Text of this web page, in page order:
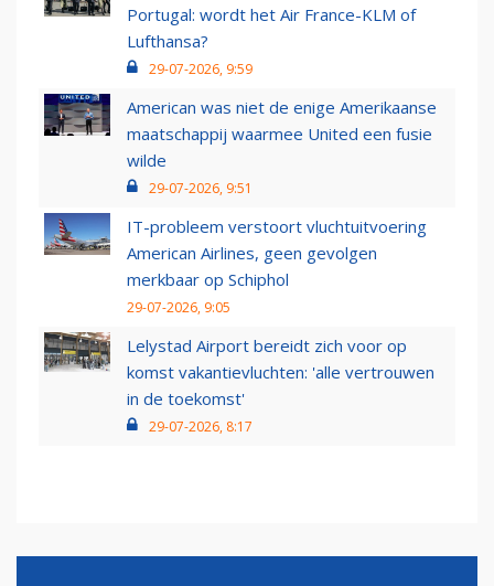
Portugal: wordt het Air France-KLM of
Lufthansa?
29-07-2026, 9:59
American was niet de enige Amerikaanse
maatschappij waarmee United een fusie
wilde
29-07-2026, 9:51
IT-probleem verstoort vluchtuitvoering
American Airlines, geen gevolgen
merkbaar op Schiphol
29-07-2026, 9:05
Lelystad Airport bereidt zich voor op
komst vakantievluchten: 'alle vertrouwen
in de toekomst'
29-07-2026, 8:17